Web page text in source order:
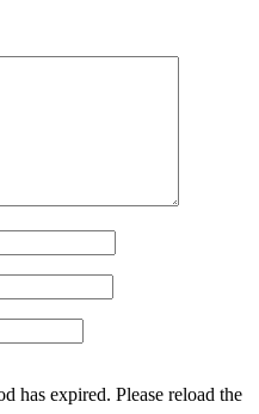
has expired. Please reload the